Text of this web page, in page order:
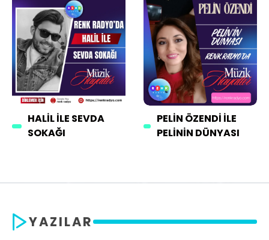
HALIL İLE SEVDA
SOKAĞI
PELIN ÖZENDI İLE
PELININ DÜNYASI
YAZILAR